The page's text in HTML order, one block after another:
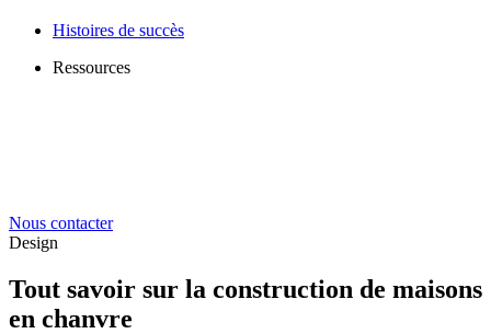
Histoires de succès
Ressources
Nous contacter
Design
Tout savoir sur la construction de maisons
en chanvre